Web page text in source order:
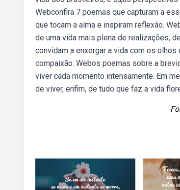
Webconfira 7 poemas que capturam a
que tocam a alma e inspiram reflexão.
de uma vida mais plena de realizações,
convidam a enxergar a vida com os
compaixão. Webos poemas sobre a
viver cada momento intensamente. Em
de viver, enfim, de tudo que faz a vida